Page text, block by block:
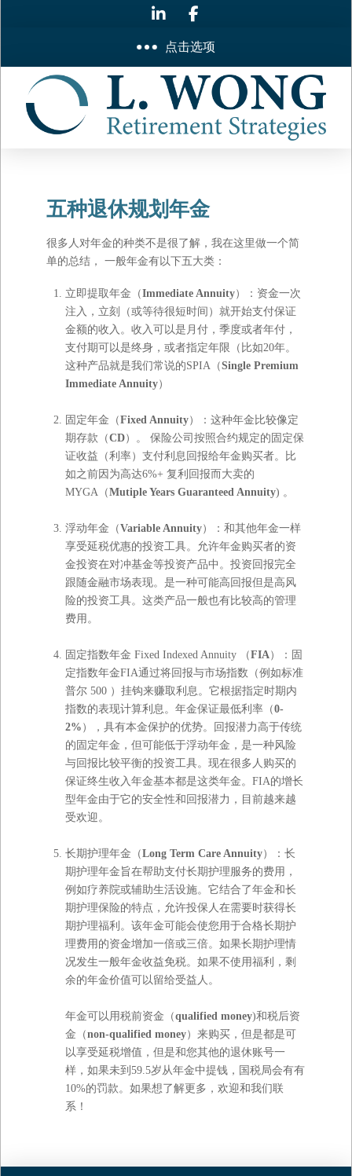
点击选项
五种退休规划年金
很多人对年金的种类不是很了解，我在这里做一个简
单的总结， 一般年金有以下五大类：
立即提取年金（Immediate Annuity）：资金一次
注入，立刻（或等待很短时间）就开始支付保证
金额的收入。收入可以是月付，季度或者年付，
支付期可以是终身，或者指定年限（比如20年。
这种产品就是我们常说的SPIA（Single Premium
Immediate Annuity）
固定年金（Fixed Annuity）：这种年金比较像定
期存款（CD）。 保险公司按照合约规定的固定保
证收益（利率）支付利息回报给年金购买者。比
如之前因为高达6%+ 复利回报而大卖的
MYGA（Mutiple Years Guaranteed Annuity) 。
浮动年金（Variable Annuity）：和其他年金一样
享受延税优惠的投资工具。允许年金购买者的资
金投资在对冲基金等投资产品中。投资回报完全
跟随金融市场表现。是一种可能高回报但是高风
险的投资工具。这类产品一般也有比较高的管理
费用。
固定指数年金 Fixed Indexed Annuity （FIA）：固
定指数年金FIA通过将回报与市场指数（例如标准
普尔 500 ）挂钩来赚取利息。它根据指定时期内
指数的表现计算利息。年金保证最低利率（0-
2% ），具有本金保护的优势。回报潜力高于传统
的固定年金，但可能低于浮动年金，是一种风险
与回报比较平衡的投资工具。现在很多人购买的
保证终生收入年金基本都是这类年金。FIA的增长
型年金由于它的安全性和回报潜力，目前越来越
受欢迎。
长期护理年金（Long Term Care Annuity）：长
期护理年金旨在帮助支付长期护理服务的费用，
例如疗养院或辅助生活设施。它结合了年金和长
期护理保险的特点，允许投保人在需要时获得长
期护理福利。该年金可能会使您用于合格长期护
理费用的资金增加一倍或三倍。如果长期护理情
况发生一般年金收益免税。如果不使用福利，剩
余的年金价值可以留给受益人。
年金可以用税前资金（qualified money)和税后资
金（non-qualified money）来购买，但是都是可
以享受延税增值，但是和您其他的退休账号一
样，如果未到59.5岁从年金中提钱，国税局会有有
10%的罚款。如果想了解更多，欢迎和我们联
系！